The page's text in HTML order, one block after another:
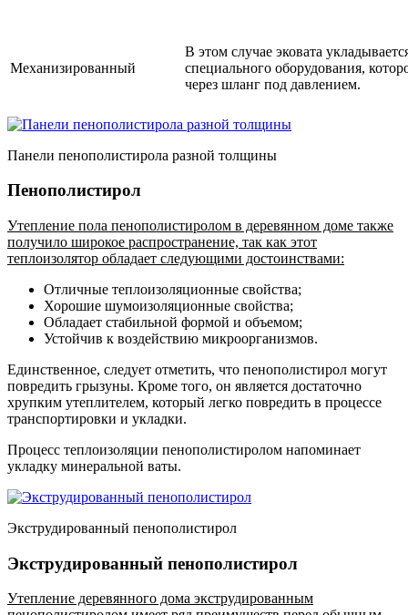
Механизированный
В этом случае эковата
специального оборудования,
через шланг под давлением.
Панели пенополистирола разной толщины
Пенополистирол
Утепление пола пенополистиролом в деревянном доме также
получило широкое распространение, так как этот
теплоизолятор обладает следующими достоинствами:
Отличные теплоизоляционные свойства;
Хорошие шумоизоляционные свойства;
Обладает стабильной формой и объемом;
Устойчив к воздействию микроорганизмов.
Единственное, следует отметить, что пенополистирол могут
повредить грызуны. Кроме того, он является достаточно
хрупким утеплителем, который легко повредить в процессе
транспортировки и укладки.
Процесс теплоизоляции пенополистиролом напоминает
укладку минеральной ваты.
Экструдированный пенополистирол
Экструдированный пенополистирол
Утепление деревянного дома экструдированным